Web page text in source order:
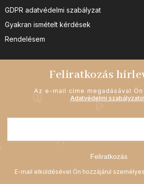
GDPR adatvédelmi szabályzat
Gyakran ismételt kérdések
Rendelésem
Feliratkozás
Az e-mail címe megadásával
Adatvédelmi
Feliratkozás